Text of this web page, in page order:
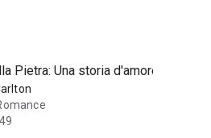
Pietra: Una storia d'amore con un